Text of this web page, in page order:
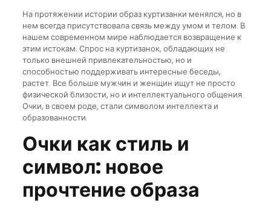
На протяжении истории образ куртизанки менялся, но в
нем всегда присутствовала связь между умом и телом. В
нашем современном мире наблюдается возвращение к
этим истокам. Спрос на куртизанок, обладающих не
только внешней привлекательностью, но и
способностью поддерживать интересные беседы,
растет. Все больше мужчин и женщин ищут не просто
физической близости, но и интеллектуального общения.
Очки, в своем роде, стали символом интеллекта и
образованности.
Очки как стиль и
символ: новое
прочтение образа